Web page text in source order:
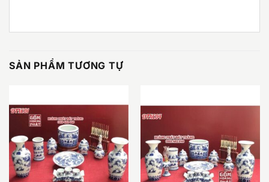
SẢN PHẨM TƯƠNG TỰ